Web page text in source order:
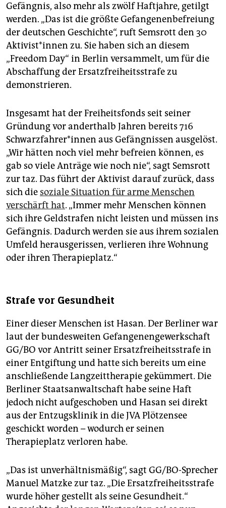
Gefängnis, also mehr als zwölf Haftjahre, getilgt
werden. „Das ist die größte Gefangenenbefreiung
der deutschen Geschichte“, ruft Semsrott den 30
Ak­ti­vis­t*in­nen zu. Sie haben sich an diesem
„Freedom Day“ in Berlin versammelt, um für die
Abschaffung der Ersatzfreiheitsstrafe zu
demonstrieren.
Insgesamt hat der Freiheitsfonds seit seiner
Gründung vor anderthalb Jahren bereits 716
Schwarz­fah­re­r*in­nen aus Gefängnissen ausgelöst.
„Wir hätten noch viel mehr befreien können, es
gab so viele Anträge wie noch nie“, sagt Semsrott
zur taz. Das führt der Aktivist darauf zurück, dass
sich die soziale Situation für arme Menschen
verschärft hat. „Immer mehr Menschen können
sich ihre Geldstrafen nicht leisten und müssen ins
Gefängnis. Dadurch werden sie aus ihrem sozialen
Umfeld herausgerissen, verlieren ihre Wohnung
oder ihren Therapieplatz.“
Strafe vor Gesundheit
Einer dieser Menschen ist Hasan. Der Berliner war
laut der bundesweiten Gefangenengewerkschaft
GG/BO vor Antritt seiner Ersatzfreiheitsstrafe in
einer Entgiftung und hatte sich bereits um eine
anschließende Langzeittherapie gekümmert. Die
Berliner Staatsanwaltschaft habe seine Haft
jedoch nicht aufgeschoben und Hasan sei direkt
aus der Entzugsklinik in die JVA Plötzensee
geschickt worden – wodurch er seinen
Therapieplatz verloren habe.
„Das ist unverhältnismäßig“, sagt GG/BO-Sprecher
Manuel Matzke zur taz. „Die Ersatzfreiheitsstrafe
wurde höher gestellt als seine Gesundheit.“